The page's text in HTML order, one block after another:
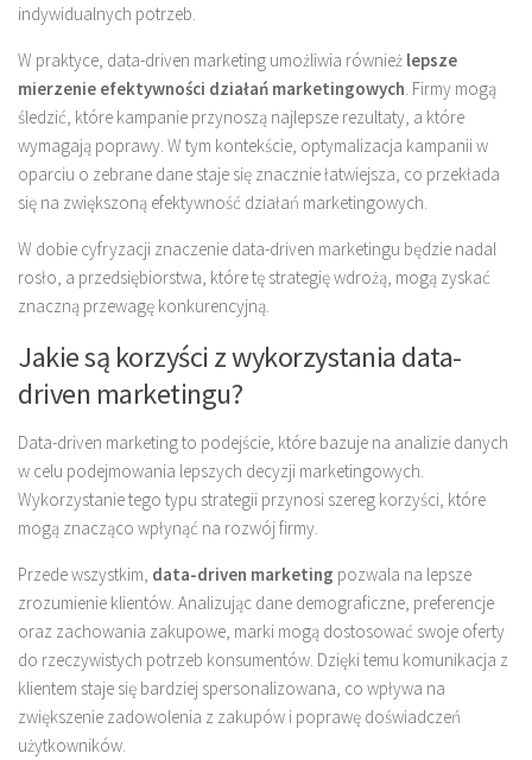
indywidualnych potrzeb.
W praktyce, data-driven marketing umożliwia również lepsze
mierzenie efektywności działań marketingowych . Firmy mogą
śledzić, które kampanie przynoszą najlepsze rezultaty, a które
wymagają poprawy. W tym kontekście, optymalizacja kampanii w
oparciu o zebrane dane staje się znacznie łatwiejsza, co przekłada
się na zwiększoną efektywność działań marketingowych.
W dobie cyfryzacji znaczenie data-driven marketingu będzie nadal
rosło, a przedsiębiorstwa, które tę strategię wdrożą, mogą zyskać
znaczną przewagę konkurencyjną.
Jakie są korzyści z wykorzystania data-
driven marketingu?
Data-driven marketing to podejście, które bazuje na analizie danych
w celu podejmowania lepszych decyzji marketingowych.
Wykorzystanie tego typu strategii przynosi szereg korzyści, które
mogą znacząco wpłynąć na rozwój firmy.
Przede wszystkim, data-driven marketing pozwala na lepsze
zrozumienie klientów. Analizując dane demograficzne, preferencje
oraz zachowania zakupowe, marki mogą dostosować swoje oferty
do rzeczywistych potrzeb konsumentów. Dzięki temu komunikacja z
klientem staje się bardziej spersonalizowana, co wpływa na
zwiększenie zadowolenia z zakupów i poprawę doświadczeń
użytkowników.